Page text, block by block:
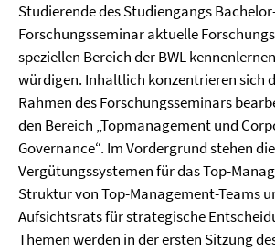
Studierende des Studiengangs
Forschungsseminar aktuelle
speziellen Bereich der BWL
würdigen. Inhaltlich konzentrieren sich
Rahmen des Forschungsseminars
den Bereich „Topmanagement und
Governance“. Im Vordergrund stehen
Vergütungssystemen für das Top-
Struktur von Top-Management-Teams
Aufsichtsrats für strategische
Themen werden in der ersten Sitzung